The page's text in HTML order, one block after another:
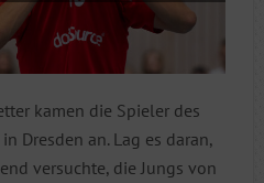
kamen die Spieler des
Dresden an. Lag es daran,
versuchte, die Jungs von